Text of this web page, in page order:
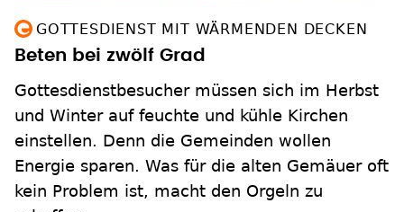
Beten bei zwölf Grad
Gottesdienstbesucher müssen sich im Herbst
einstellen. Denn die Gemeinden wollen
Energie sparen. Was für die alten Gemäuer oft
kein Problem ist, macht den Orgeln zu
schaffen.